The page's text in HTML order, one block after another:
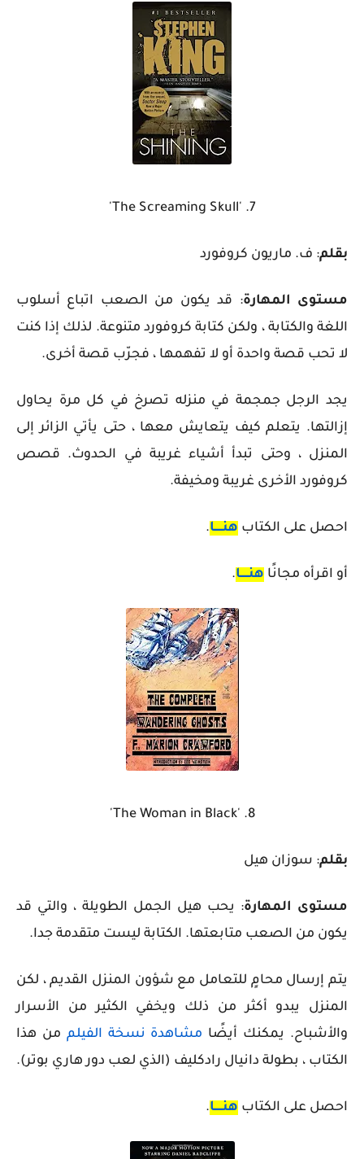
7. 'The Screaming Skull'
بقلم: ف. ماريون كروفورد
مستوى المهارة: قد يكون من الصعب اتباع أسلوب
اللغة والكتابة ، ولكن كتابة كروفورد متنوعة. لذلك إذا كنت
لا تحب قصة واحدة أو لا تفهمها ، فجرّب قصة أخرى.
يجد الرجل جمجمة في منزله تصرخ في كل مرة يحاول
إزالتها. يتعلم كيف يتعايش معها ، حتى يأتي الزائر إلى
المنزل ، وحتى تبدأ أشياء غريبة في الحدوث. قصص
كروفورد الأخرى غريبة ومخيفة.
احصل على الكتاب هنـــــا.
أو اقرأه مجانًا هنـــــا.
8. 'The Woman in Black'
بقلم: سوزان هيل
مستوى المهارة: يحب هيل الجمل الطويلة ، والتي قد
يكون من الصعب متابعتها. الكتابة ليست متقدمة جدا.
يتم إرسال محامٍ للتعامل مع شؤون المنزل القديم ، لكن
المنزل يبدو أكثر من ذلك ويخفي الكثير من الأسرار
والأشباح. يمكنك أيضًا مشاهدة نسخة الفيلم من هذا
الكتاب ، بطولة دانيال رادكليف (الذي لعب دور هاري بوتر).
احصل على الكتاب هنـــــا.